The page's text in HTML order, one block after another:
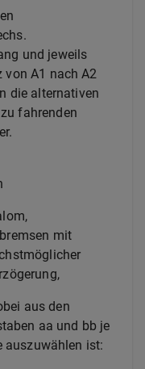
und jeweils
von A1 nach A2
die alternativen
fahrenden
mit
aus den
aa und bb je
auszuwählen ist: